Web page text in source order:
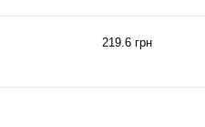
219.6 грн